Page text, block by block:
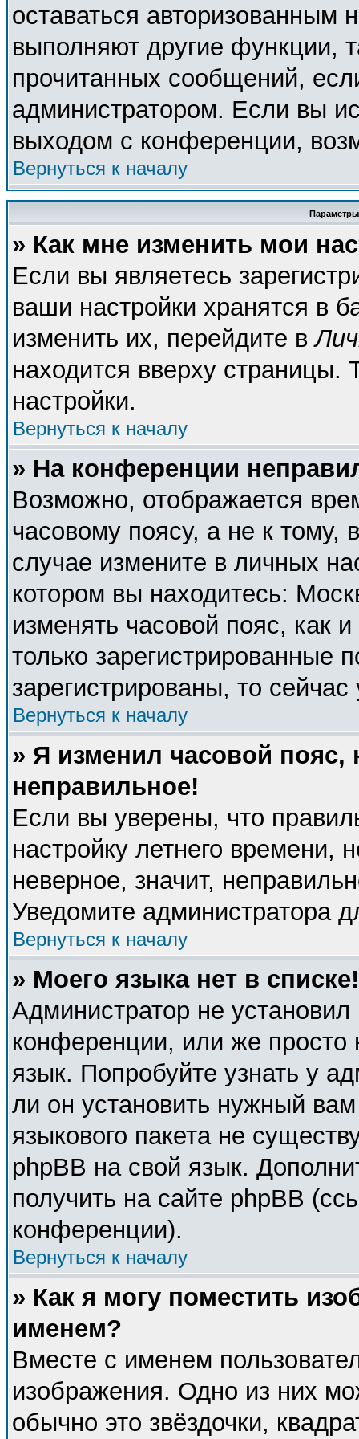
оставаться авторизованным
выполняют другие функции,
прочитанных сообщений,
администратором. Если вы
выходом с конференции,
Вернуться к началу
Параметры
» Как мне изменить мои
Если вы являетесь
ваши настройки хранятся в
изменить их, перейдите в
находится вверху
настройки.
Вернуться к началу
» На конференции
Возможно, отображается
часовому поясу, а не к тому,
случае измените в личных
котором вы находитесь:
изменять часовой пояс, как
только зарегистрированные
зарегистрированы, то
Вернуться к началу
» Я изменил часовой пояс,
неправильное!
Если вы уверены, что
настройку летнего времени,
неверное, значит,
Уведомите администратора
Вернуться к началу
» Моего языка нет в списке!
Администратор не
конференции, или же просто
язык. Попробуйте узнать у
ли он установить нужный
языкового пакета не
phpBB на свой язык.
получить на сайте phpBB
конференции).
Вернуться к началу
» Как я могу поместить
именем?
Вместе с именем
изображения. Одно из них
обычно это звёздочки,